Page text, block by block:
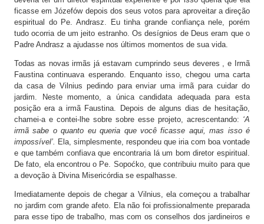
ficasse em Józefów depois dos seus votos para aproveitar a direção
espiritual do Pe. Andrasz. Eu tinha grande confiança nele, porém
tudo ocorria de um jeito estranho. Os desígnios de Deus eram que o
Padre Andrasz a ajudasse nos últimos momentos de sua vida.
Todas as novas irmãs já estavam cumprindo seus deveres , e Irmã
Faustina continuava esperando. Enquanto isso, chegou uma carta
da casa de Vilnius pedindo para enviar uma irmã para cuidar do
jardim. Neste momento, a única candidata adequada para esta
posição era a irmã Faustina. Depois de alguns dias de hesitação,
chamei-a e contei-lhe sobre sobre esse projeto, acrescentando: ‘A
irmã sabe o quanto eu queria que você ficasse aqui, mas isso é
impossível’. Ela, simplesmente, respondeu que iria com boa vontade
e que também confiava que encontraria lá um bom diretor espiritual.
De fato, ela encontrou o Pe. Sopoćko, que contribuiu muito para que
a devoção à Divina Misericórdia se espalhasse.
Imediatamente depois de chegar a Vilnius, ela começou a trabalhar
no jardim com grande afeto. Ela não foi profissionalmente preparada
para esse tipo de trabalho, mas com os conselhos dos jardineiros e